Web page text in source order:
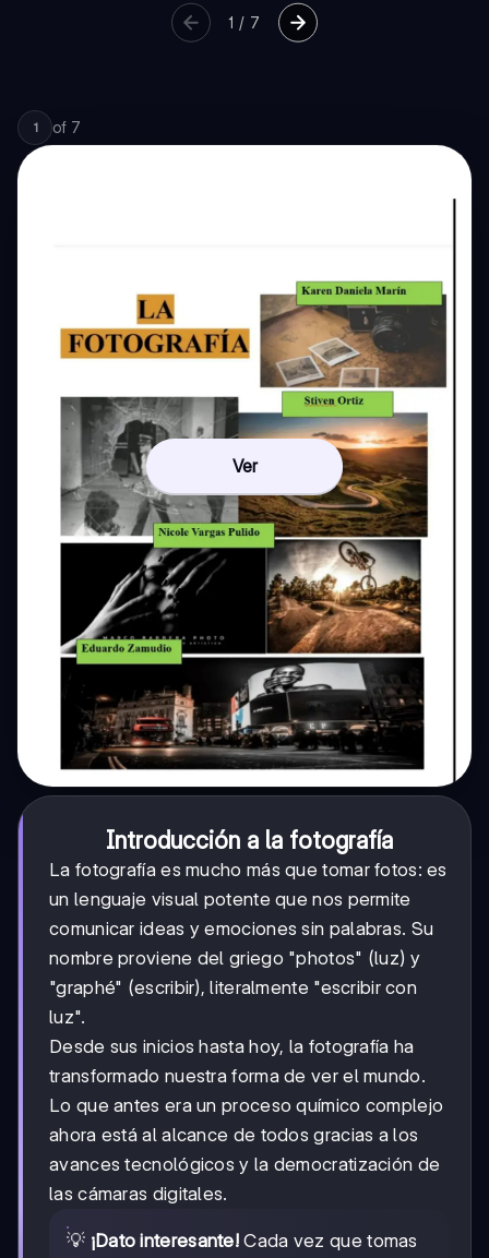
1 / 7
1 of 7
Ver
Introducción a la fotografía
La fotografía es mucho más que tomar fotos: es
un lenguaje visual potente que nos permite
comunicar ideas y emociones sin palabras. Su
nombre proviene del griego "photos" (luz) y
"graphé" (escribir), literalmente "escribir con
luz".
Desde sus inicios hasta hoy, la fotografía ha
transformado nuestra forma de ver el mundo.
Lo que antes era un proceso químico complejo
ahora está al alcance de todos gracias a los
avances tecnológicos y la democratización de
las cámaras digitales.
💡 ¡Dato interesante! Cada vez que tomas